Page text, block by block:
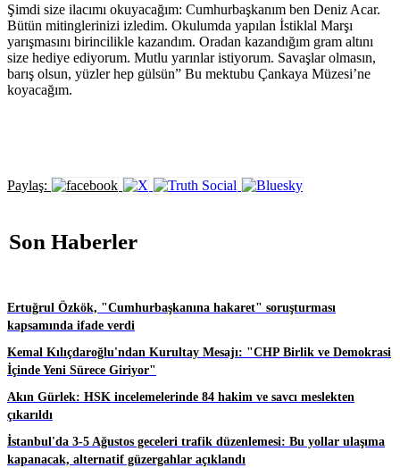
Şimdi size ilacımı okuyacağım: Cumhurbaşkanım ben Deniz Acar.
Bütün mitinglerinizi izledim. Okulumda yapılan İstiklal Marşı
yarışmasını birincilikle kazandım. Oradan kazandığım gram altını
size hediye ediyorum. Mutlu yarınlar istiyorum. Savaşlar olmasın,
barış olsun, yüzler hep gülsün” Bu mektubu Çankaya Müzesi’ne
koyacağım.
Paylaş:
Son Haberler
Ertuğrul Özkök, "Cumhurbaşkanına hakaret" soruşturması
kapsamında ifade verdi
Kemal Kılıçdaroğlu'ndan Kurultay Mesajı: "CHP Birlik ve Demokrasi
İçinde Yeni Sürece Giriyor"
Akın Gürlek: HSK incelemelerinde 84 hakim ve savcı meslekten
çıkarıldı
İstanbul'da 3-5 Ağustos geceleri trafik düzenlemesi: Bu yollar ulaşıma
kapanacak, alternatif güzergahlar açıklandı